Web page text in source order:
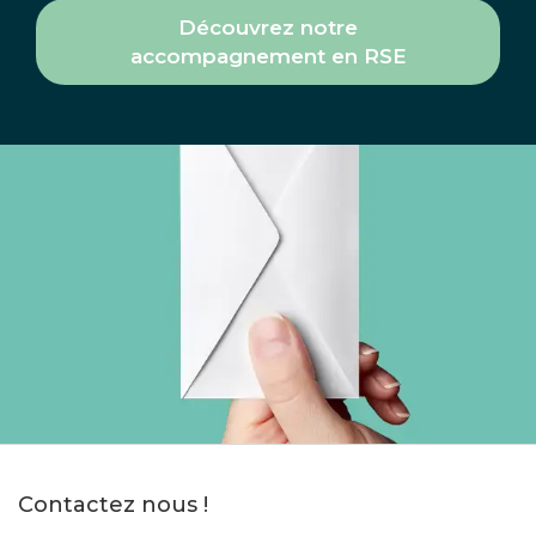
Découvrez notre
accompagnement en RSE
Contactez nous !